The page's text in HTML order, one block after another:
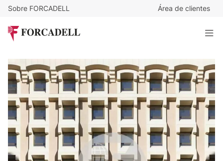
Sobre FORCADELL Área de clientes
Oficina exterior y luminosa en alquiler en la calle Goya.
Madrid.